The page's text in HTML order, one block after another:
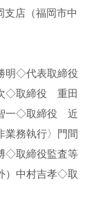
支店（福岡市中
◇代表取締役
◇取締役 重田
一◇取締役 近
務執行〉門間
◇取締役監査等
）中村吉孝◇取